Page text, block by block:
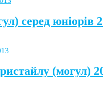
серед юніорів
(могул)